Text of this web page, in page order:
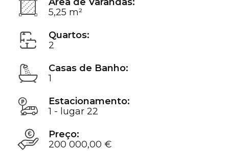
5,25 m²
Quartos:
2
Casas de Banho:
1
Estacionamento:
1 - lugar 22
Preço:
200 000,00 €